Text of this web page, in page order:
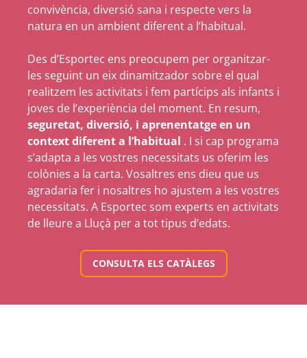
convivència, diversió sana i respecte vers la
natura en un ambient diferent a l’habitual.
Des d’Esportec ens preocupem per organitzar-
les seguint un eix dinamitzador sobre el qual
realitzem les activitats i fem partícips als infants i
joves de l’experiència del moment. En resum,
seguretat, diversió, i aprenentatge en un
context diferent a l’habitual . I si cap programa
s’adapta a les vostres necessitats us oferim les
colònies a la carta. Vosaltres ens dieu que us
agradaria fer i nosaltres ho ajustem a les vostres
necessitats. A Esportec som experts en activitats
de lleure a Lluçà per a tot tipus d’edats.
CONSULTA ELS CATÀLEGS